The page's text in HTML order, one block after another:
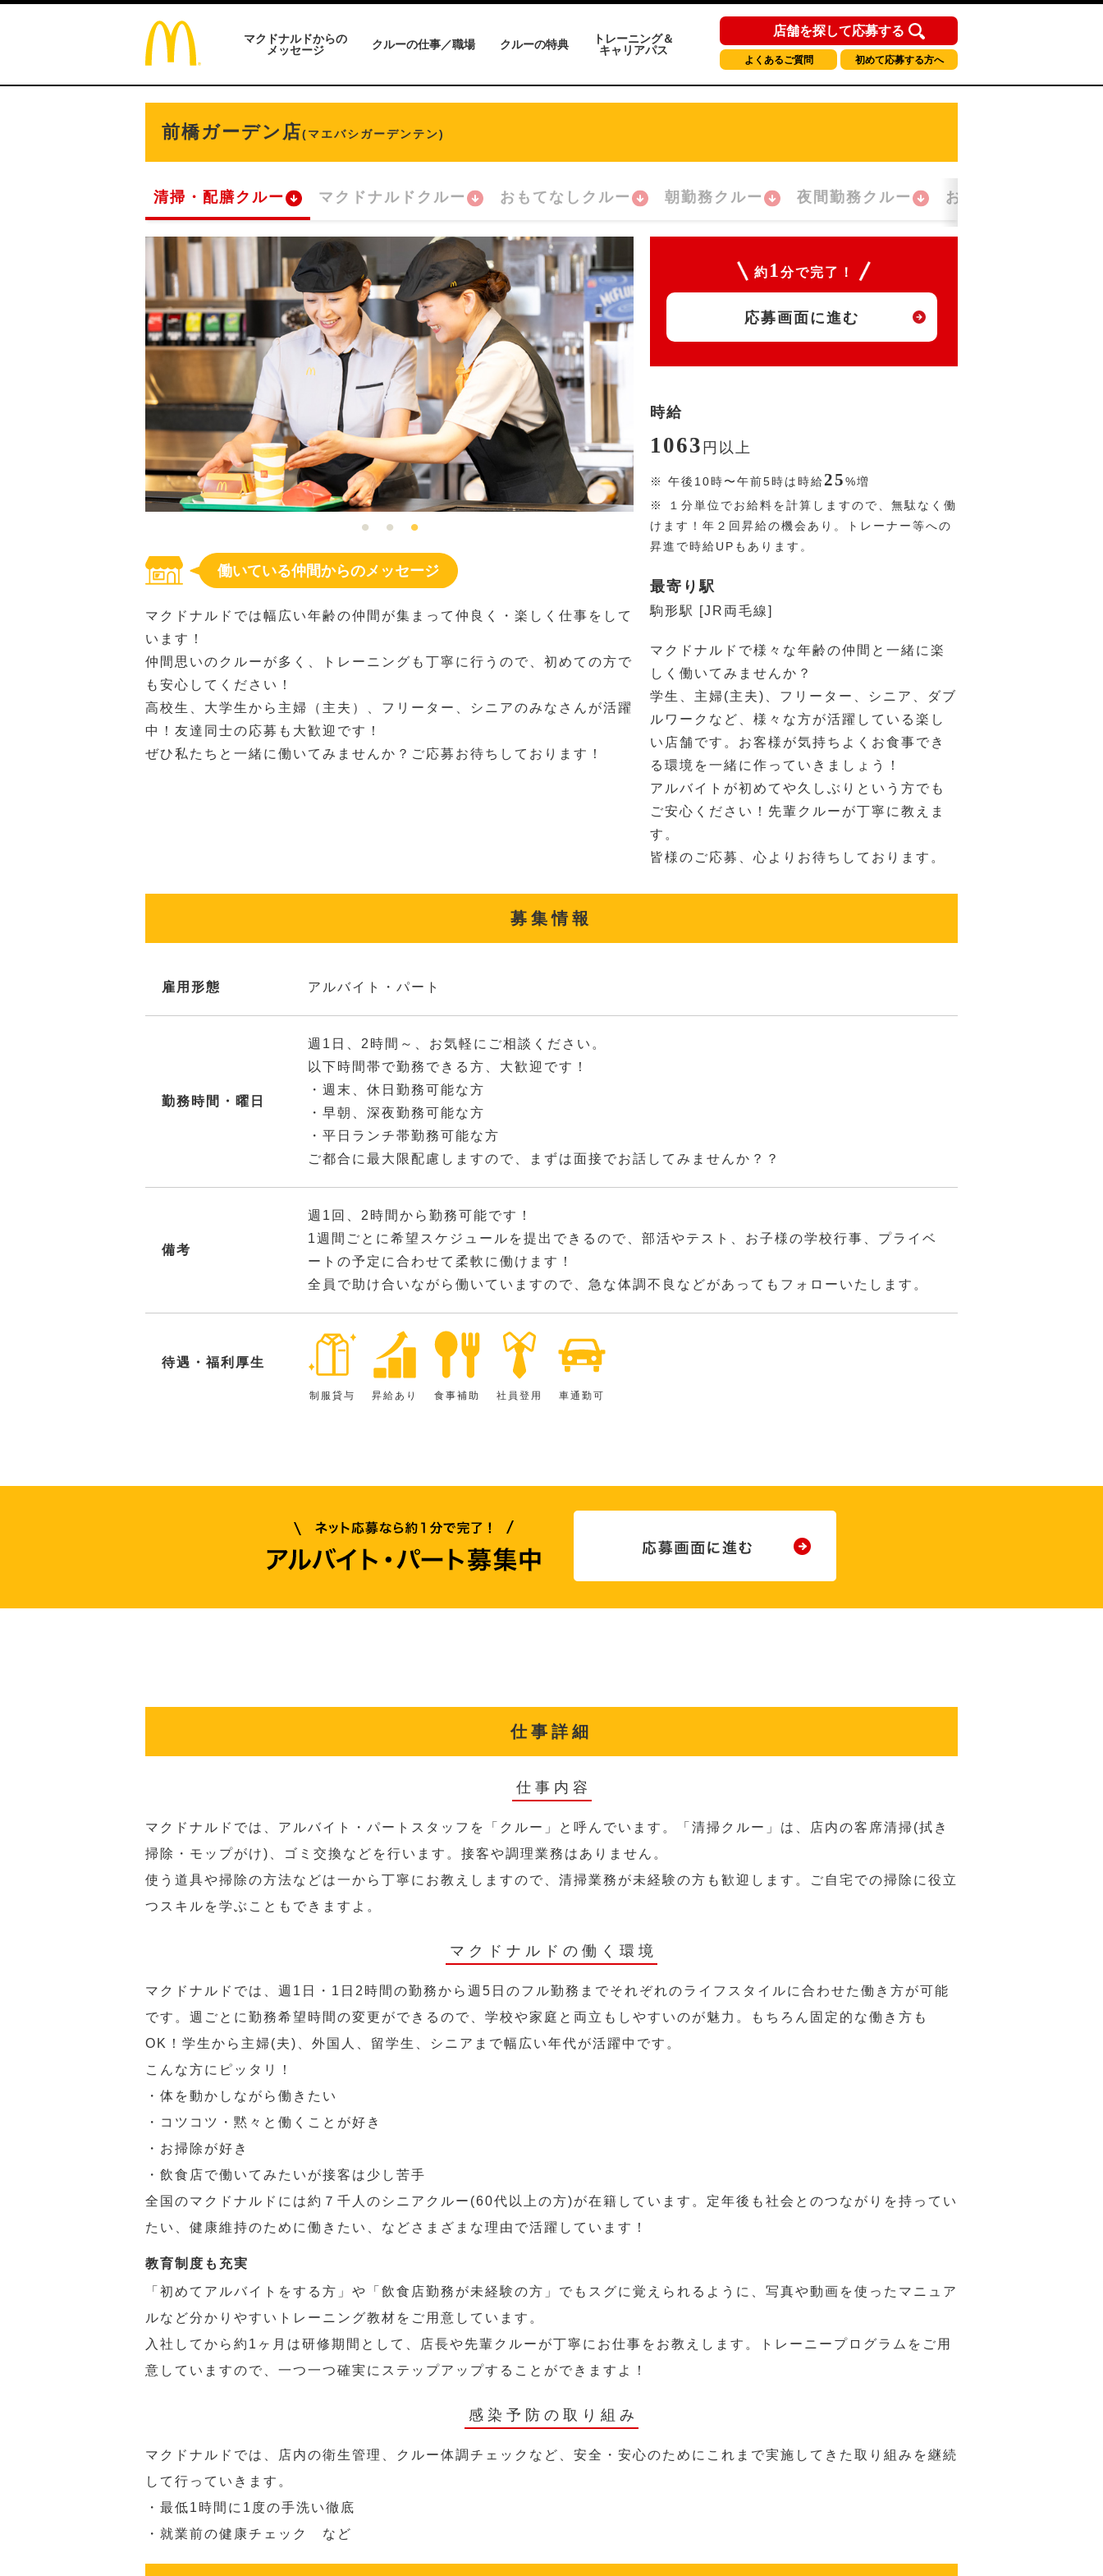
マクドナルドからの
メッセージ
クルーの仕事／職場 クルーの特典
トレーニング＆
キャリアパス
店舗を探して応募する
よくあるご質問 初めて応募する方へ
前橋ガーデン店(マエバシガーデンテン)
清掃・配膳クルー マクドナルドクルー おもてなしクルー 朝勤務クルー 夜間勤務クルー おかえり！クルー
働いている仲間からのメッセージ
マクドナルドでは幅広い年齢の仲間が集まって仲良く・楽しく仕事をして
います！
仲間思いのクルーが多く、トレーニングも丁寧に行うので、初めての方で
も安心してください！
高校生、大学生から主婦（主夫）、フリーター、シニアのみなさんが活躍
中！友達同士の応募も大歓迎です！
ぜひ私たちと一緒に働いてみませんか？ご応募お待ちしております！
約 1 分で完了！
応募画面に進む
時給
1063 円 以上
※ 午後10時〜午前5時は時給25%増
※
１分単位でお給料を計算しますので、無駄なく働
けます！年２回昇給の機会あり。トレーナー等への
昇進で時給UPもあります。
最寄り駅
駒形駅 [JR両毛線]
マクドナルドで様々な年齢の仲間と一緒に楽
しく働いてみませんか？
学生、主婦(主夫)、フリーター、シニア、ダブ
ルワークなど、様々な方が活躍している楽し
い店舗です。お客様が気持ちよくお食事でき
る環境を一緒に作っていきましょう！
アルバイトが初めてや久しぶりという方でも
ご安心ください！先輩クルーが丁寧に教えま
す。
皆様のご応募、心よりお待ちしております。
募集情報
雇用形態 アルバイト・パート
勤務時間・曜日
週1日、2時間～、お気軽にご相談ください。
以下時間帯で勤務できる方、大歓迎です！
・週末、休日勤務可能な方
・早朝、深夜勤務可能な方
・平日ランチ帯勤務可能な方
ご都合に最大限配慮しますので、まずは面接でお話してみませんか？？
備考
週1回、2時間から勤務可能です！
1週間ごとに希望スケジュールを提出できるので、部活やテスト、お子様の学校行事、プライベ
ートの予定に合わせて柔軟に働けます！
全員で助け合いながら働いていますので、急な体調不良などがあってもフォローいたします。
待遇・福利厚生
制服貸与 昇給あり 食事補助 社員登用 車通勤可
仕事詳細
仕事内容
マクドナルドでは、アルバイト・パートスタッフを「クルー」と呼んでいます。「清掃クルー」は、店内の客席清掃(拭き
掃除・モップがけ)、ゴミ交換などを行います。接客や調理業務はありません。
使う道具や掃除の方法などは一から丁寧にお教えしますので、清掃業務が未経験の方も歓迎します。ご自宅での掃除に役立
つスキルを学ぶこともできますよ。
マクドナルドの働く環境
マクドナルドでは、週1日・1日2時間の勤務から週5日のフル勤務までそれぞれのライフスタイルに合わせた働き方が可能
です。週ごとに勤務希望時間の変更ができるので、学校や家庭と両立もしやすいのが魅力。もちろん固定的な働き方も
OK！学生から主婦(夫)、外国人、留学生、シニアまで幅広い年代が活躍中です。
こんな方にピッタリ！
・体を動かしながら働きたい
・コツコツ・黙々と働くことが好き
・お掃除が好き
・飲食店で働いてみたいが接客は少し苦手
全国のマクドナルドには約７千人のシニアクルー(60代以上の方)が在籍しています。定年後も社会とのつながりを持ってい
たい、健康維持のために働きたい、などさまざまな理由で活躍しています！
教育制度も充実
「初めてアルバイトをする方」や「飲食店勤務が未経験の方」でもスグに覚えられるように、写真や動画を使ったマニュア
ルなど分かりやすいトレーニング教材をご用意しています。
入社してから約1ヶ月は研修期間として、店長や先輩クルーが丁寧にお仕事をお教えします。トレーニープログラムをご用
意していますので、一つ一つ確実にステップアップすることができますよ！
感染予防の取り組み
マクドナルドでは、店内の衛生管理、クルー体調チェックなど、安全・安心のためにこれまで実施してきた取り組みを継続
して行っていきます。
・最低1時間に1度の手洗い徹底
・就業前の健康チェック など